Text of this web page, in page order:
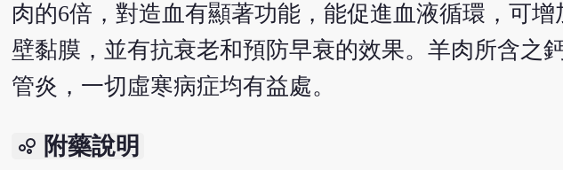
肉的6倍，對造血有顯著功能，能促進血液循環，可
壁黏膜，並有抗衰老和預防早衰的效果。羊肉所含之
管炎，一切虛寒病症均有益處。
bubble_chart 附藥說明